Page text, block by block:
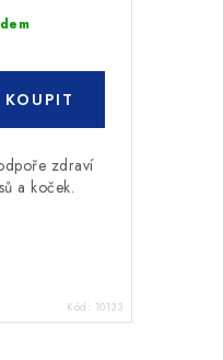
zdraví
a koček.
Kód: 10133